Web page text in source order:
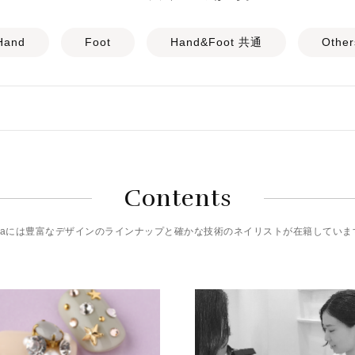
Foot Hand&Foot 共通
Contents
には豊富なデザインのラインナップと確かな技術のネイリストが在籍していま